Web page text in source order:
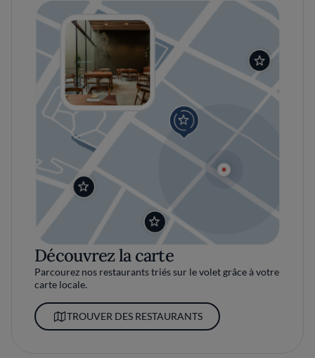
Découvrez la carte
Parcourez nos restaurants triés sur le volet grâce à votre
carte locale.
TROUVER DES RESTAURANTS